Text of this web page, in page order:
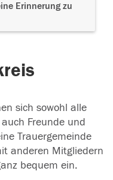
Erinnerung zu
sich sowohl alle
Freunde und
Trauergemeinde
anderen Mitgliedern
bequem ein.